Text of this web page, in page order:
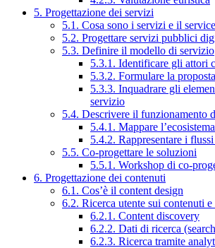
5. Progettazione dei servizi
5.1. Cosa sono i servizi e il
5.2. Progettare servizi pubblici
5.3. Definire il modello di servizio
5.3.1. Identificare gli attori
5.3.2. Formulare la
5.3.3. Inquadrare gli
servizio
5.4. Descrivere il funzionamento
5.4.1. Mappare l’ecosistema
5.4.2. Rappresentare i
5.5. Co-progettare le soluzioni
5.5.1. Workshop di co-
6. Progettazione dei contenuti
6.1. Cos’è il content design
6.2. Ricerca utente sui contenuti
6.2.1. Content discovery
6.2.2. Dati di ricerca
6.2.3. Ricerca tramite